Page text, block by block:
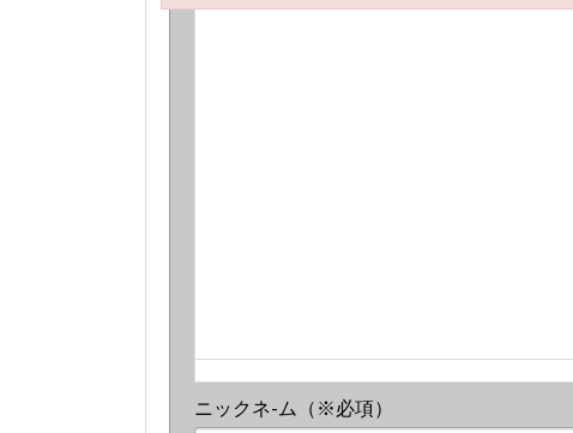
ニックネ-ム（※必項）
Failed to initialize plugin: wplink